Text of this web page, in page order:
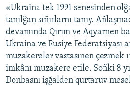
«Ukraina tek 1991 senesinden
tanılğan sıñırlarnı tanıy.
devamında Qırım ve Aqyarnen
Ukraina ve Rusiye Federatsiyası
muzakereler vastasınen çezmek
imkânı muzakere etile. Soñki 8
Donbasnı işğalden qurtaruv